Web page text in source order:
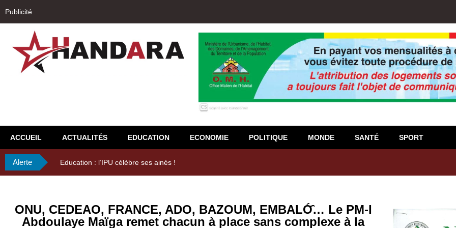
Publicité
ACCUEIL ACTUALITÉS EDUCATION ECONOMIE POLITIQUE MONDE SANTÉ SPORT
Alerte 29ème Assemblée Générale Ordinaire de l’Union Nyèsigiso : L’encours total des dépôts des membres passé de 18
ONU, CEDEAO, FRANCE, ADO, BAZOUM, EMBALÓ҄҄… Le PM-I
Abdoulaye Maïga remet chacun à place sans complexe à la